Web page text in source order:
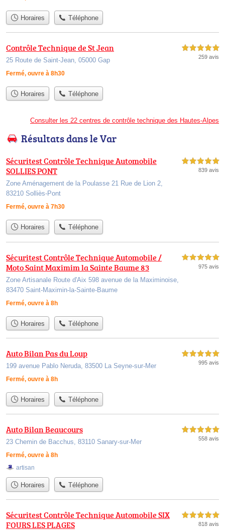
Horaires Téléphone
Contrôle Technique de St Jean
25 Route de Saint-Jean, 05000 Gap
Fermé, ouvre à 8h30
5,0 étoiles sur 5
259 avis
Horaires Téléphone
Consulter les 22 centres de contrôle technique des Hautes-Alpes
Résultats dans le Var
Sécuritest Contrôle Technique Automobile
SOLLIES PONT
Zone Aménagement de la Poulasse 21 Rue de Lion 2,
83210 Solliès-Pont
Fermé, ouvre à 7h30
5,0 étoiles sur 5
839 avis
Horaires Téléphone
Sécuritest Contrôle Technique Automobile /
Moto Saint Maximim la Sainte Baume 83
Zone Artisanale Route d'Aix 598 avenue de la Maximinoise,
83470 Saint-Maximin-la-Sainte-Baume
Fermé, ouvre à 8h
5,0 étoiles sur 5
975 avis
Horaires Téléphone
Auto Bilan Pas du Loup
199 avenue Pablo Neruda, 83500 La Seyne-sur-Mer
Fermé, ouvre à 8h
5,0 étoiles sur 5
995 avis
Horaires Téléphone
Auto Bilan Beaucours
23 Chemin de Bacchus, 83110 Sanary-sur-Mer
Fermé, ouvre à 8h
5,0 étoiles sur 5
558 avis
artisan
Horaires Téléphone
Sécuritest Contrôle Technique Automobile SIX
FOURS LES PLAGES
5,0 étoiles sur 5
818 avis